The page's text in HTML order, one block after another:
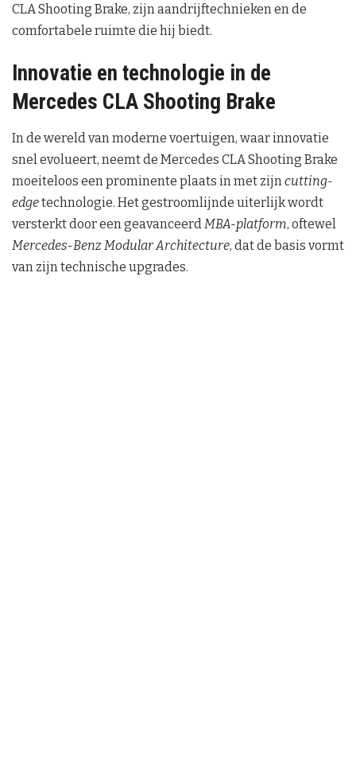
CLA Shooting Brake, zijn aandrijftechnieken en de
comfortabele ruimte die hij biedt.
Innovatie en technologie in de
Mercedes CLA Shooting Brake
In de wereld van moderne voertuigen, waar innovatie
snel evolueert, neemt de Mercedes CLA Shooting Brake
moeiteloos een prominente plaats in met zijncutting-
edgetechnologie. Het gestroomlijnde uiterlijk wordt
versterkt door een geavanceerdMBA-platform, oftewel
Mercedes-Benz Modular Architecture, dat de basis vormt
van zijn technische upgrades.